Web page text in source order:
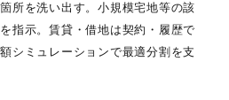
所を洗い出す。小規模宅地等の該
指示。賃貸・借地は契約・履歴で
シミュレーションで最適分割を支